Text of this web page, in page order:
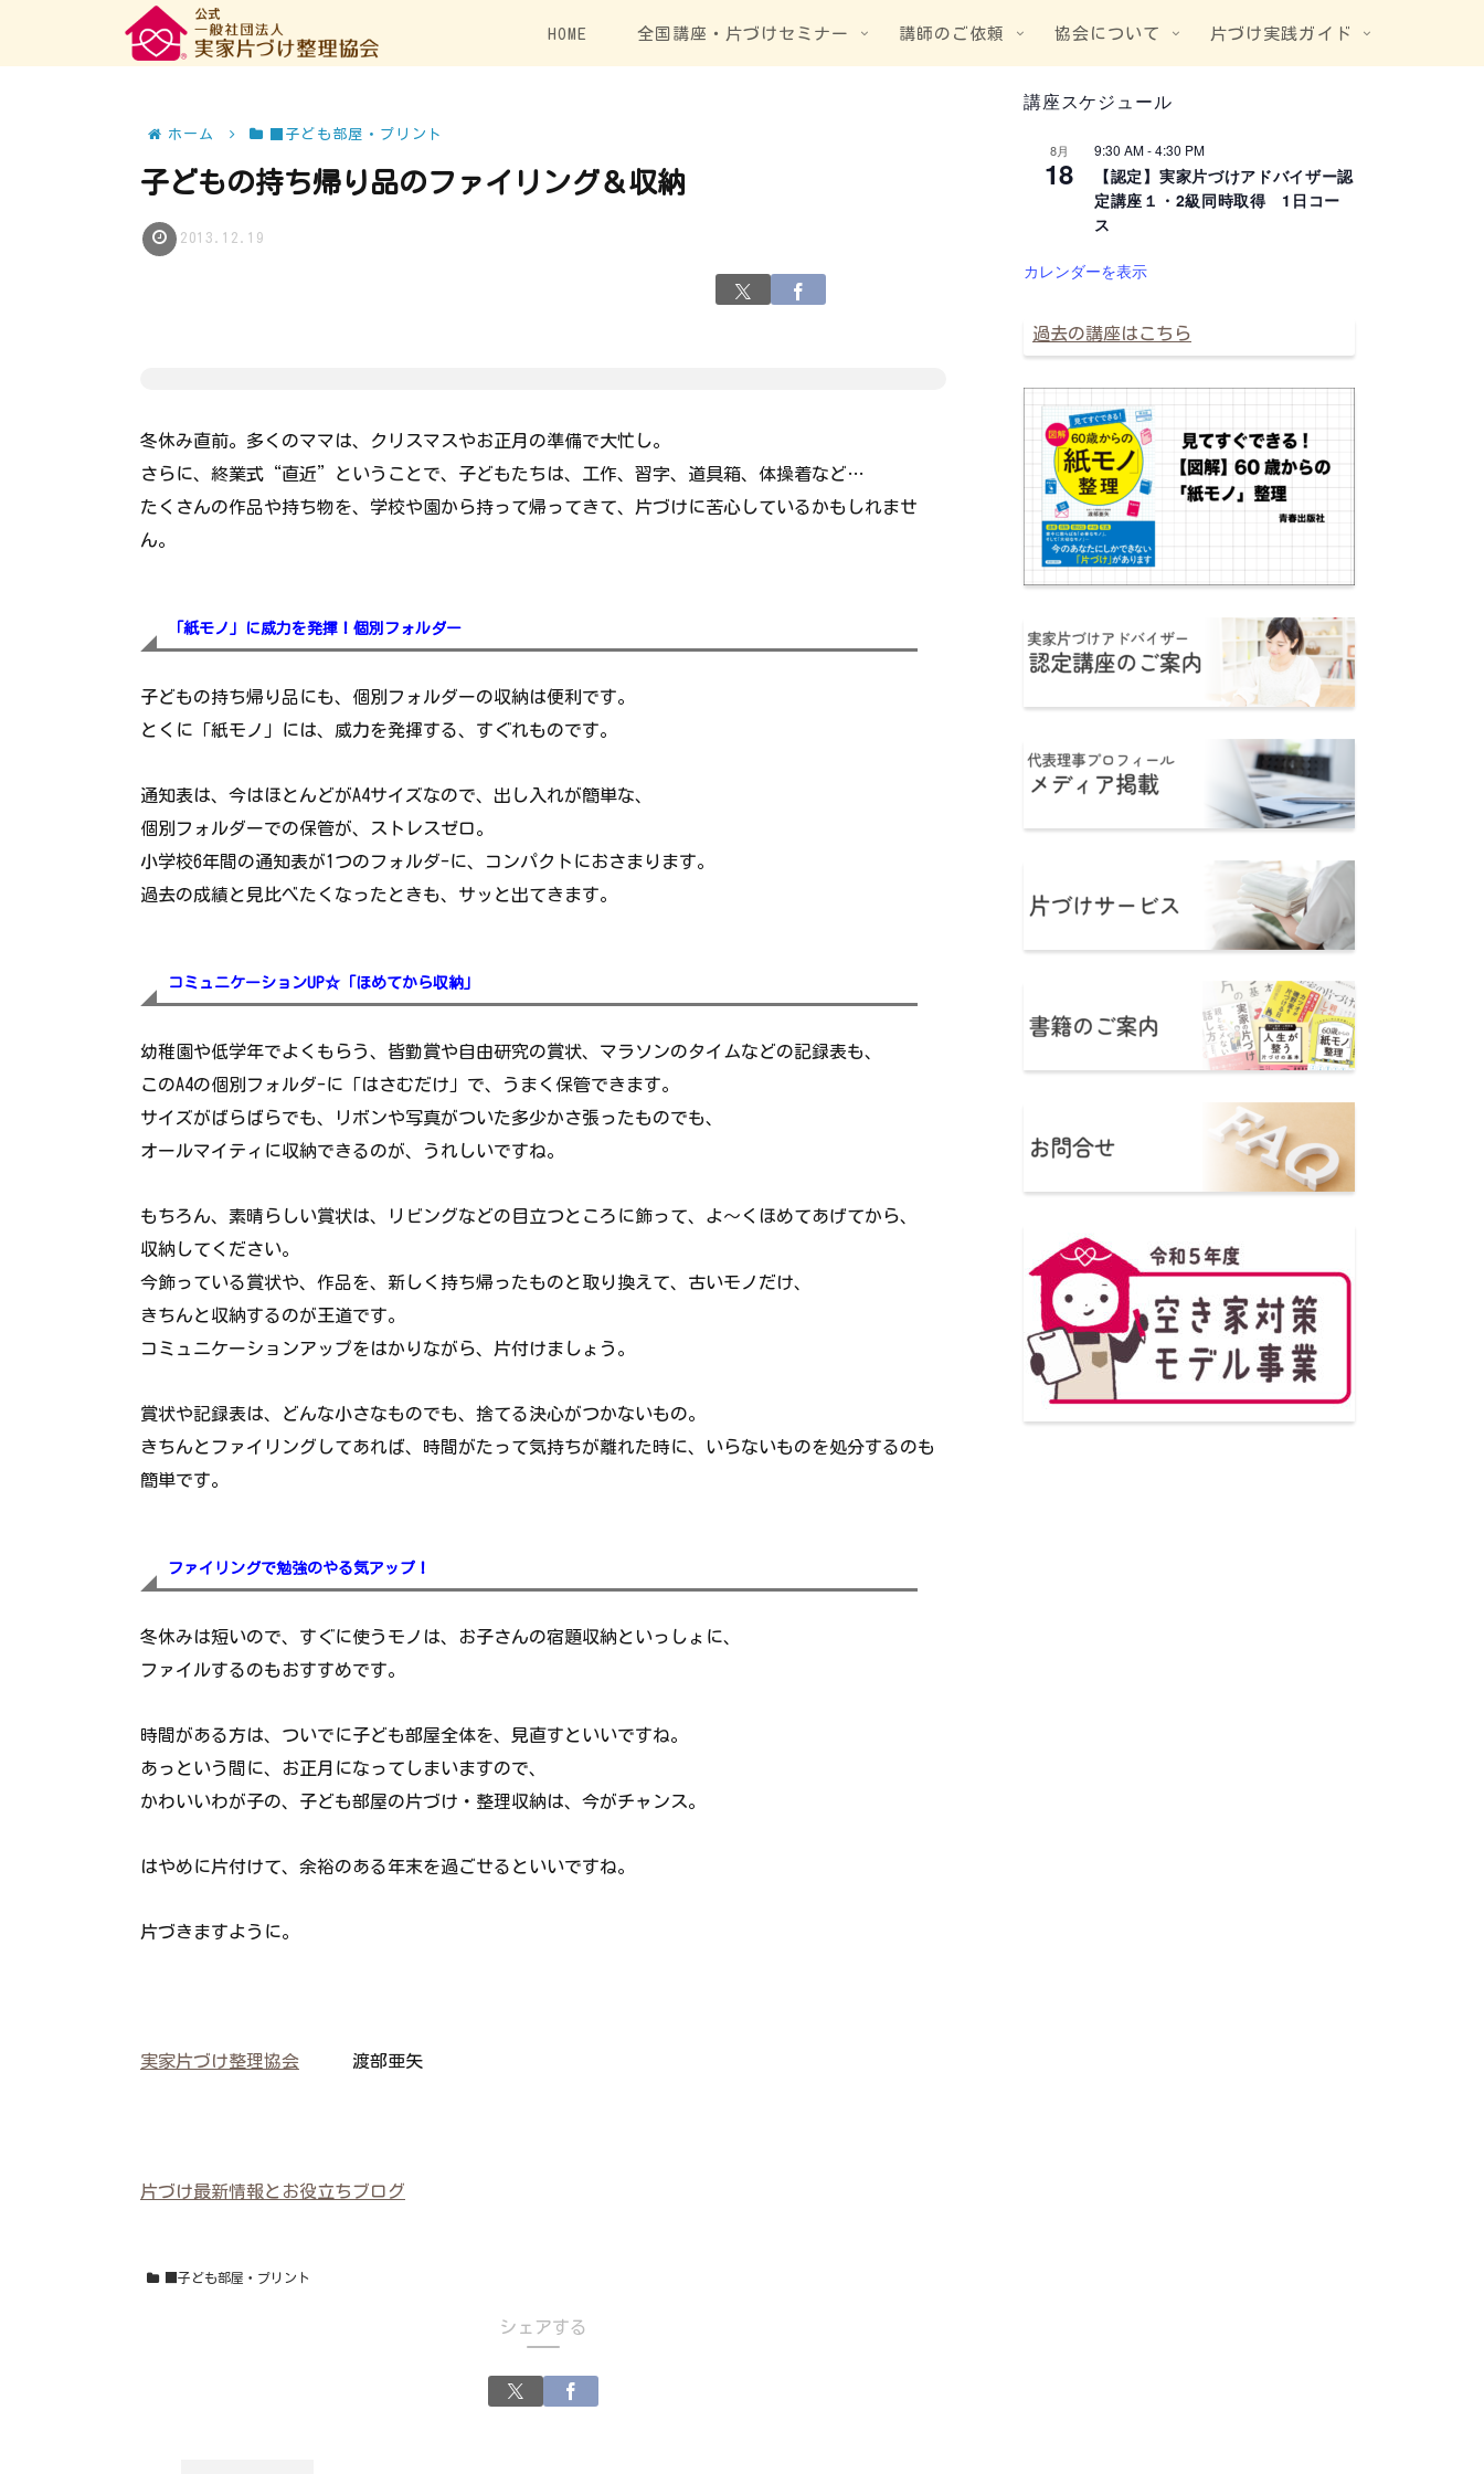
HOME 全国講座・片づけセミナー 講師のご依頼 協会について 片づけ実践ガイド
ホーム ■子ども部屋・プリント
子どもの持ち帰り品のファイリング＆収納
2013.12.19
冬休み直前。多くのママは、クリスマスやお正月の準備で大忙し。
さらに、終業式“直近”ということで、子どもたちは、工作、習字、道具箱、体操着など…
たくさんの作品や持ち物を、学校や園から持って帰ってきて、片づけに苦心しているかもしれませ
ん。
「紙モノ」に威力を発揮！個別フォルダー
子どもの持ち帰り品にも、個別フォルダーの収納は便利です。
とくに「紙モノ」には、威力を発揮する、すぐれものです。
通知表は、今はほとんどがA4サイズなので、出し入れが簡単な、
個別フォルダーでの保管が、ストレスゼロ。
小学校6年間の通知表が1つのフォルダ-に、コンパクトにおさまります。
過去の成績と見比べたくなったときも、サッと出てきます。
コミュニケーションUP☆「ほめてから収納」
幼稚園や低学年でよくもらう、皆勤賞や自由研究の賞状、マラソンのタイムなどの記録表も、
このA4の個別フォルダ-に「はさむだけ」で、うまく保管できます。
サイズがばらばらでも、リボンや写真がついた多少かさ張ったものでも、
オールマイティに収納できるのが、うれしいですね。
もちろん、素晴らしい賞状は、リビングなどの目立つところに飾って、よ～くほめてあげてから、
収納してください。
今飾っている賞状や、作品を、新しく持ち帰ったものと取り換えて、古いモノだけ、
きちんと収納するのが王道です。
コミュニケーションアップをはかりながら、片付けましょう。
賞状や記録表は、どんな小さなものでも、捨てる決心がつかないもの。
きちんとファイリングしてあれば、時間がたって気持ちが離れた時に、いらないものを処分するのも
簡単です。
ファイリングで勉強のやる気アップ！
冬休みは短いので、すぐに使うモノは、お子さんの宿題収納といっしょに、
ファイルするのもおすすめです。
時間がある方は、ついでに子ども部屋全体を、見直すといいですね。
あっという間に、お正月になってしまいますので、
かわいいわが子の、子ども部屋の片づけ・整理収納は、今がチャンス。
はやめに片付けて、余裕のある年末を過ごせるといいですね。
片づきますように。
実家片づけ整理協会 渡部亜矢
片づけ最新情報とお役立ちブログ
■子ども部屋・プリント
シェアする
講座スケジュール
8月
18
9:30 AM-4:30 PM
【認定】実家片づけアドバイザー認
定講座１・2級同時取得 1日コー
ス
カレンダーを表示
過去の講座はこちら